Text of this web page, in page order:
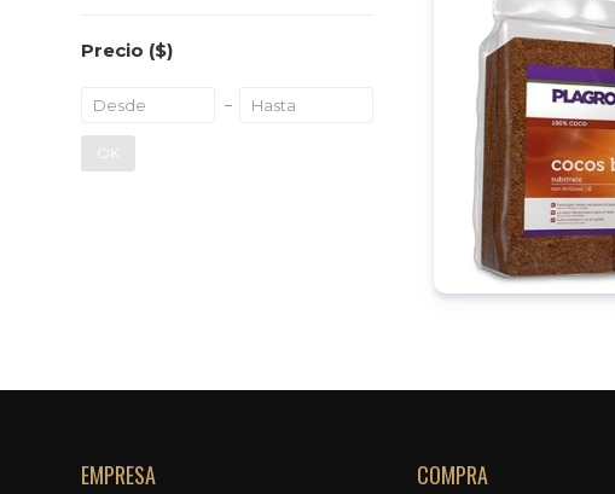
Precio ($)
OK
EMPRESA COMPRA